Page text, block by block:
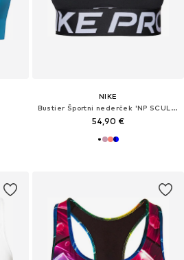
NIKE
Bustier Športni nederček 'NP SCULPT'
54,90 €